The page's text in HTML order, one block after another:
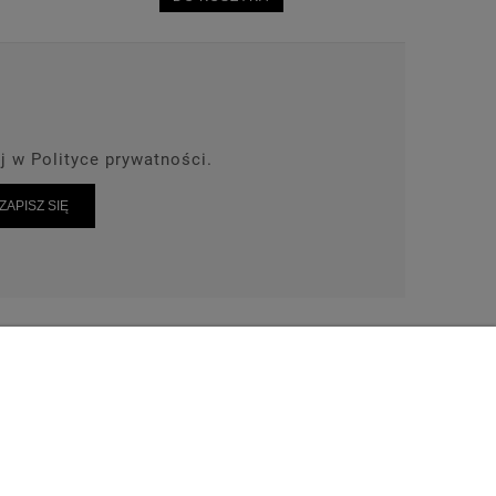
w Polityce prywatności.
ZAPISZ SIĘ
TEL: 664-028-239